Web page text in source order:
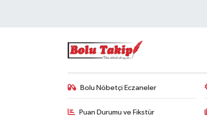
Bolu Nöbetçi Eczaneler
Puan Durumu ve Fikstür